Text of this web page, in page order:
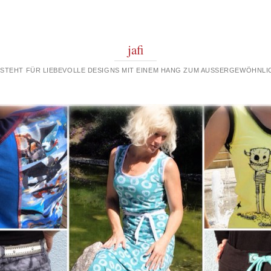
jafi
FÜR LIEBEVOLLE DESIGNS MIT EINEM HANG ZUM